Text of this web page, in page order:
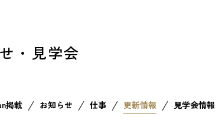
・見学会
掲載 お知らせ 仕事 更新情報 見学会情報